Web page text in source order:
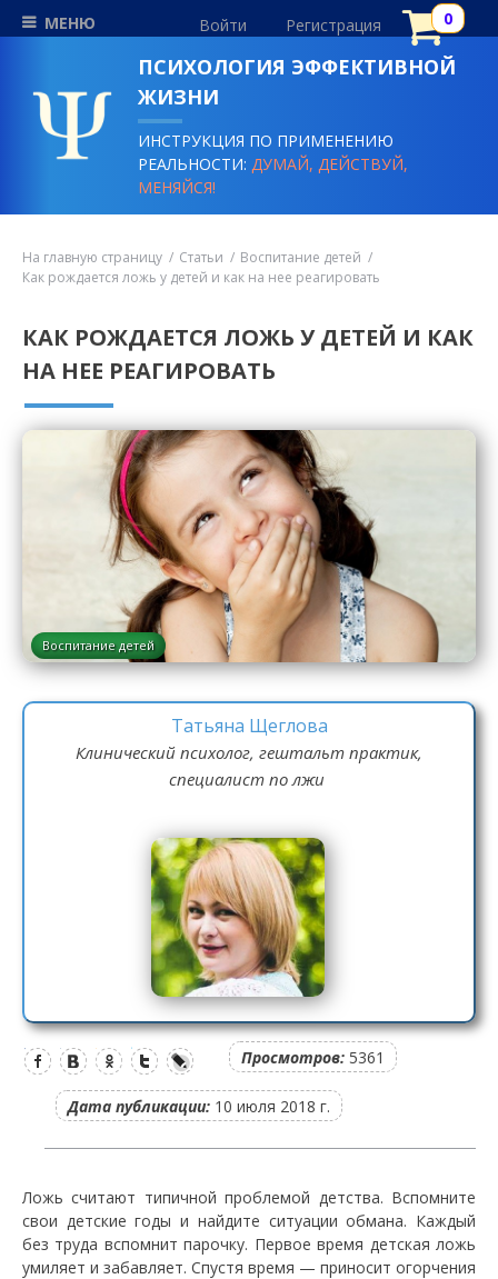
МЕНЮ Войти Регистрация
ПСИХОЛОГИЯ ЭФФЕКТИВНОЙ
ЖИЗНИ
ИНСТРУКЦИЯ ПО ПРИМЕНЕНИЮ
РЕАЛЬНОСТИ:ДУМАЙ, ДЕЙСТВУЙ,
МЕНЯЙСЯ!
На главную страницу Статьи
Воспитание детей
Как рождается ложь у детей и как на нее реагировать
КАК РОЖДАЕТСЯ ЛОЖЬ У ДЕТЕЙ И КАК
НА НЕЕ РЕАГИРОВАТЬ
Воспитание детей
Татьяна Щеглова
Клинический психолог, гештальт практик,
специалист по лжи
Просмотров: 5361
Дата публикации: 10 июля 2018 г.
Ложь считают типичной проблемой детства. Вспомните
свои детские годы и найдите ситуации обмана. Каждый
без труда вспомнит парочку. Первое время детская ложь
умиляет и забавляет. Спустя время — приносит огорчения